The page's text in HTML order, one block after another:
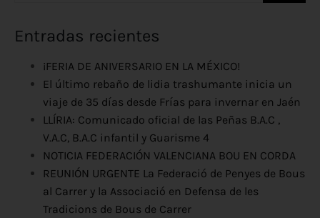
Entradas recientes
¡FERIA DE ANIVERSARIO EN LA MÉXICO!
El último rebaño de lidia trashumante inicia un
viaje de 35 días desde Frías para invernar en Jaén
LLÍRIA: Comunicado oficial de las Peñas B.A.C ,
V.A.C, B.A.C infantil y Guarisme 4
NOTICIA FEDERACIÓN VALENCIANA BOU EN CORDA
REUNIÓN URGENTE La Federació de Penyes de Bous
al Carrer y la Associació en Defensa de les
Tradicions de Bous de Carrer